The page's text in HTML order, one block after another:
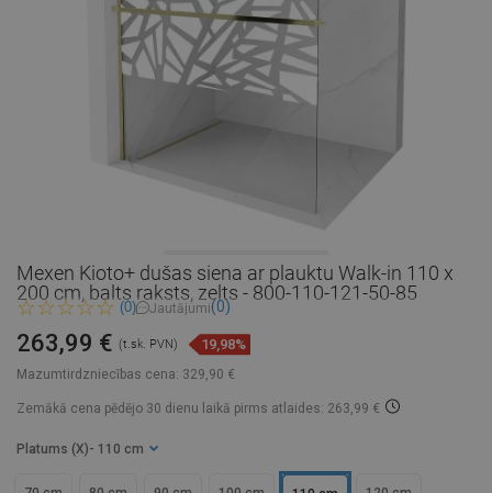
Mexen Kioto+ dušas siena ar plauktu Walk-in 110 x
200 cm, balts raksts, zelts - 800-110-121-50-85
(0) Jautājumi(0)
Mazumtirdzniecības cena: 329,90 €
263,99 € (t.sk. PVN) 19,98%
Zemākā cena pēdējo 30 dienu laikā pirms atlaides: 263,99 €
Platums (X) - 110 cm